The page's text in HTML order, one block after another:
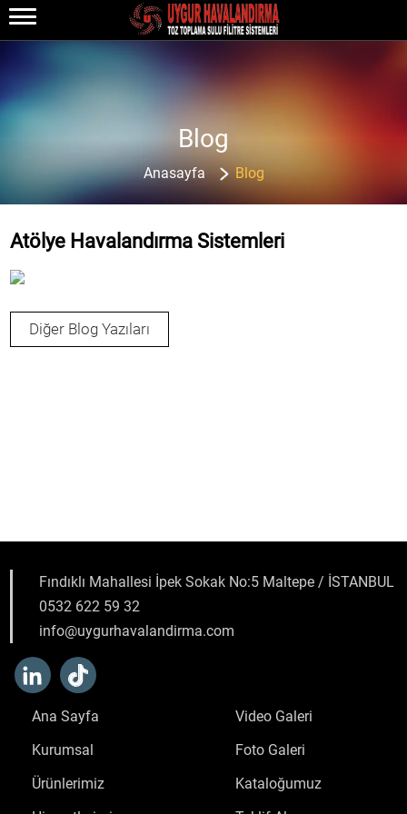
Blog
Anasayfa Blog
Atölye Havalandırma Sistemleri
Diğer Blog Yazıları
Fındıklı Mahallesi İpek Sokak No:5 Maltepe / İSTANBUL
0532 622 59 32
info@uygurhavalandirma.com
Ana Sayfa
Kurumsal
Ürünlerimiz
Video Galeri
Foto Galeri
Kataloğumuz